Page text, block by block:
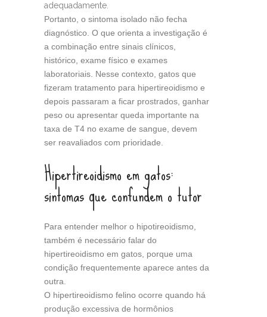
adequadamente.
Portanto, o sintoma isolado não fecha
diagnóstico. O que orienta a investigação é
a combinação entre sinais clínicos,
histórico, exame físico e exames
laboratoriais. Nesse contexto, gatos que
fizeram tratamento para hipertireoidismo e
depois passaram a ficar prostrados, ganhar
peso ou apresentar queda importante na
taxa de T4 no exame de sangue, devem
ser reavaliados com prioridade.
Hipertireoidismo em gatos:
sintomas que confundem o tutor
Para entender melhor o hipotireoidismo,
também é necessário falar do
hipertireoidismo em gatos, porque uma
condição frequentemente aparece antes da
outra.
O hipertireoidismo felino ocorre quando há
produção excessiva de hormônios